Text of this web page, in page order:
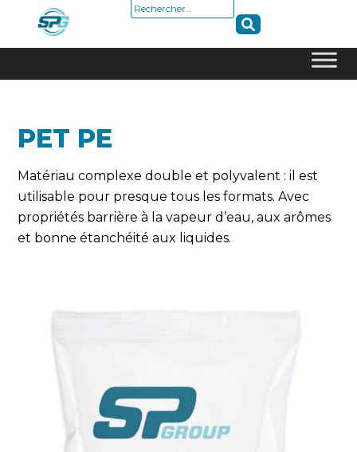
content
Rechercher :
PET PE
Matériau complexe double et polyvalent : il est
utilisable pour presque tous les formats. Avec
propriétés barrière à la vapeur d’eau, aux arômes
et bonne étanchéité aux liquides.